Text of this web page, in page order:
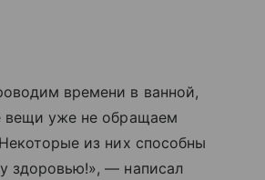
времени в ванной,
вещи уже не обращаем
из них способны
здоровью!», — написал